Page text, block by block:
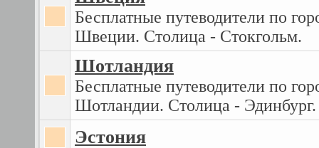
Бесплатные путеводители по
Швеции. Столица - Стокгольм.
Шотландия
Бесплатные путеводители по
Шотландии. Столица - Эдинбург.
Эстония